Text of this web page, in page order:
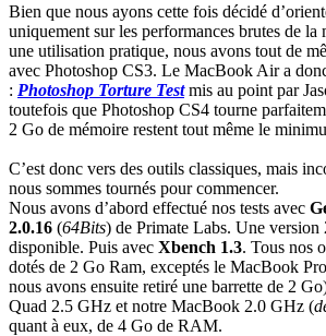
Bien que nous ayons cette fois décidé
uniquement sur les performances brutes de la
une utilisation pratique, nous avons tout de
avec Photoshop CS3. Le MacBook Air a
: Photoshop Torture Testmis au point par
toutefois que Photoshop CS4 tourne
2 Go de mémoire restent tout même le
C’est donc vers des outils classiques, mais
nous sommes tournés pour commencer.
Nous avons d’abord effectué nos tests avec
2.0.16 (64Bits) de Primate Labs. Une version
disponible. Puis avec Xbench 1.3. Tous nos
dotés de 2 Go Ram, exceptés le MacBook
nous avons ensuite retiré une barrette de 2
Quad 2.5 GHz et notre MacBook 2.0 GHz (
quant à eux, de 4 Go de RAM.